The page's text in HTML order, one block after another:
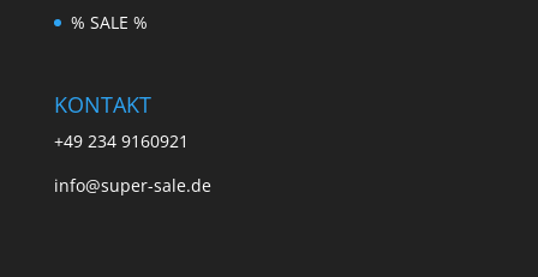
% SALE %
KONTAKT
+49 234 9160921
info@super-sale.de